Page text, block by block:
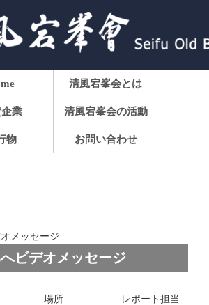
清風宕峯会とは
業 清風宕峯会の活動
物 お問い合わせ
メッセージ
ビデオメッセージ
場所
レポート担当